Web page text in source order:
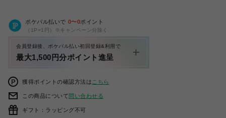
ポケパル払いで 0〜0ポイント
（1P=1円）※キャンペーン分除く
会員登録後、ポケパル払い初回登録&利用で
最大1,500円分ポイント進呈
獲得ポイントの確認方法は こちら
この商品について問い合わせる
ギフト：ラッピング不可